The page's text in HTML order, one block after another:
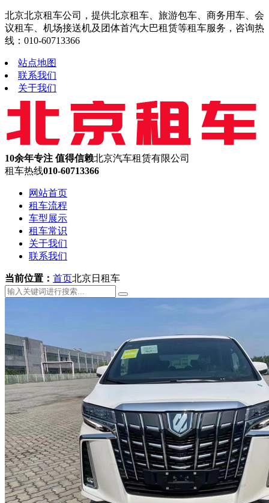
北京北京租车公司，提供北京租车、旅游包车、商务用车、会
议租车、机场接送机及团体首汽大巴租赁等租车服务，咨询热
线：010-60713366
站点地图
联系我们
关于我们
10余年专注 值得信赖北京汽车租赁有限公司
租车热线010-60713366
网站首页
租车流程
车型展示
租车常识
关于我们
联系我们
当前位置： 首页北京日租车